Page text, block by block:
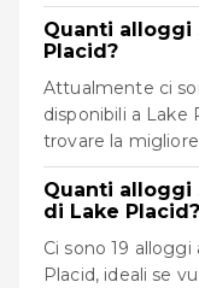
Quanti alloggi
Placid?
Attualmente ci
disponibili a Lake
trovare la
Quanti alloggi
di Lake Placid?
Ci sono 19
Placid, ideali se